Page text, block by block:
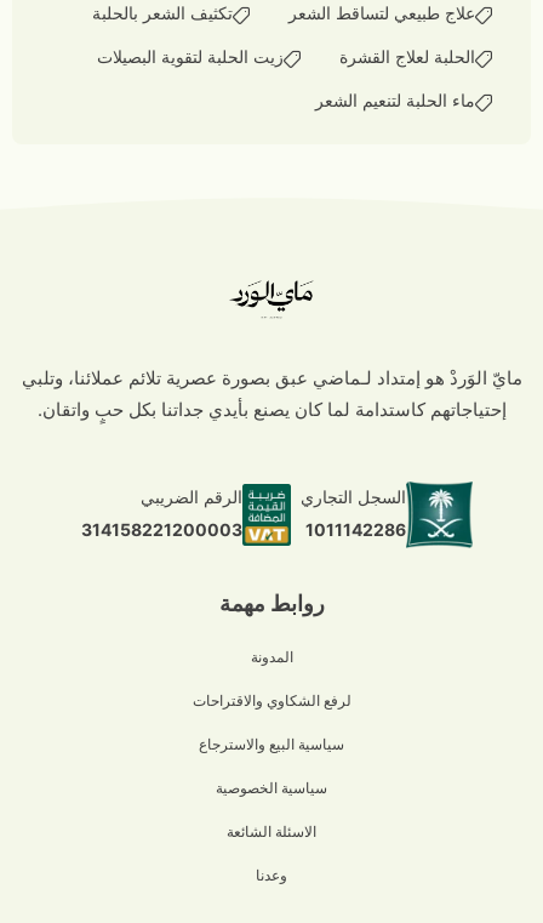
علاج طبيعي لتساقط الشعر تكثيف الشعر بالحلبة
الحلبة لعلاج القشرة زيت الحلبة لتقوية البصيلات
ماء الحلبة لتنعيم الشعر
روابط مهمة
المدونة
لرفع الشكاوي والاقتراحات
سياسية البيع والاسترجاع
سياسية الخصوصية
الاسئلة الشائعة
وعدنا
مايّ الوَردْ هو إمتداد لـماضي عبق بصورة عصرية تلائم عملائنا، وتلبي
إحتياجاتهم كاستدامة لما كان يصنع بأيدي جداتنا بكل حبٍ واتقان.
السجل التجاري
1011142286
الرقم الضريبي
314158221200003